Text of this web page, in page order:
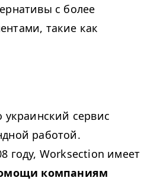
с более
такие как
сервис
работой.
году, Worksection имеет
компаниям